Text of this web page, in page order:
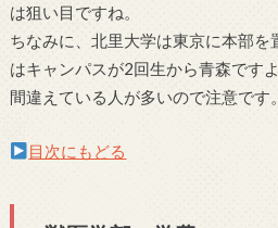
は狙い目ですね。
ちなみに、北里大学は東京に本部を
はキャンパスが2回生から青森ですよ
間違えている人が多いので注意です。
目次にもどる